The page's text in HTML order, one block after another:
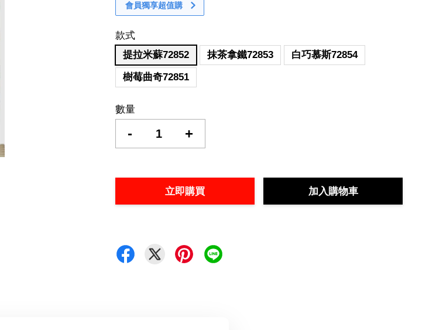
會員獨享超值購
款式
提拉米蘇72852
抹茶拿鐵72853
白巧慕斯72854
樹莓曲奇72851
數量
- +
立即購買 加入購物車